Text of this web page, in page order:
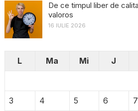
De ce timpul liber de
valoros
16 IULIE 2026
L Ma Mi J
3
4 5 6 7